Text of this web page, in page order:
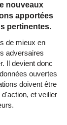
nouveaux
apportées
pertinentes.
de mieux en
adversaires
Il devient donc
ouvertes
doivent être
et veiller